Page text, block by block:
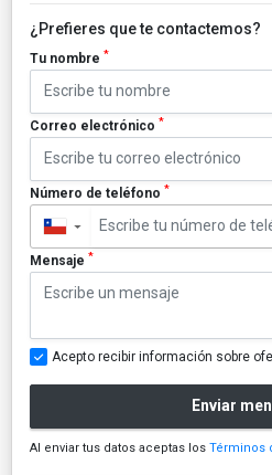
¿Prefieres que te contactemos?
Tu nombre *
Correo electrónico *
Número de teléfono *
▼
Mensaje *
Acepto recibir información sobre
Enviar
Al enviar tus datos aceptas los Términos